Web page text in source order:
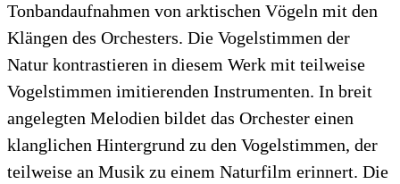
Tonbandaufnahmen von arktischen Vögeln mit den
Klängen des Orchesters. Die Vogelstimmen der
Natur kontrastieren in diesem Werk mit teilweise
Vogelstimmen imitierenden Instrumenten. In breit
angelegten Melodien bildet das Orchester einen
klanglichen Hintergrund zu den Vogelstimmen, der
teilweise an Musik zu einem Naturfilm erinnert. Die